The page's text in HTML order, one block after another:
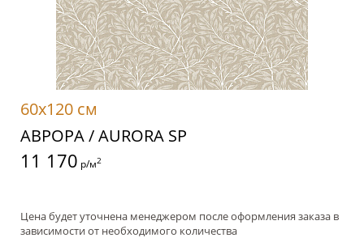
60x120 см
АВРОРА / AURORA SP
11 170 р/м2
Цена будет уточнена менеджером после оформления заказа в
зависимости от необходимого количества